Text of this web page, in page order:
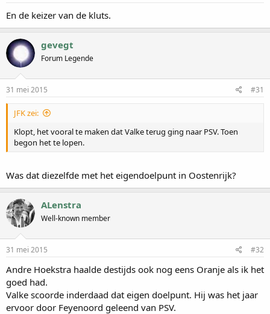
En de keizer van de kluts.
gevegt
Forum Legende
31 mei 2015 #31
JFK zei:
Klopt, het vooral te maken dat Valke terug ging naar PSV. Toen
begon het te lopen.
Was dat diezelfde met het eigendoelpunt in Oostenrijk?
ALenstra
Well-known member
31 mei 2015 #32
Andre Hoekstra haalde destijds ook nog eens Oranje als ik het
goed had.
Valke scoorde inderdaad dat eigen doelpunt. Hij was het jaar
ervoor door Feyenoord geleend van PSV.